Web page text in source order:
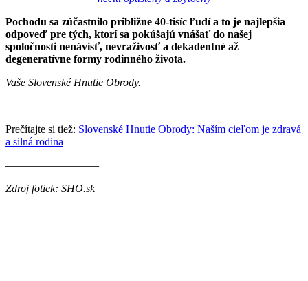
Pochodu sa zúčastnilo približne 40-tisíc ľudí a to je najlepšia
odpoveď pre tých, ktorí sa pokúšajú vnášať do našej
spoločnosti nenávisť, nevraživosť a dekadentné až
degeneratívne formy rodinného života.
Vaše Slovenské Hnutie Obrody.
————————–
Prečítajte si tiež: Slovenské Hnutie Obrody: Naším cieľom je zdravá
a silná rodina
————————–
Zdroj fotiek: SHO.sk